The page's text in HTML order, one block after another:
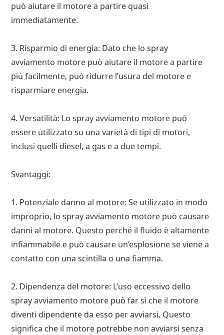
può aiutare il motore a partire quasi
immediatamente.
3. Risparmio di energia: Dato che lo spray
avviamento motore può aiutare il motore a partire
più facilmente, può ridurre l’usura del motore e
risparmiare energia.
4. Versatilità: Lo spray avviamento motore può
essere utilizzato su una varietà di tipi di motori,
inclusi quelli diesel, a gas e a due tempi.
Svantaggi:
1. Potenziale danno al motore: Se utilizzato in modo
improprio, lo spray avviamento motore può causare
danni al motore. Questo perché il fluido è altamente
infiammabile e può causare un’esplosione se viene a
contatto con una scintilla o una fiamma.
2. Dipendenza del motore: L’uso eccessivo dello
spray avviamento motore può far sì che il motore
diventi dipendente da esso per avviarsi. Questo
significa che il motore potrebbe non avviarsi senza